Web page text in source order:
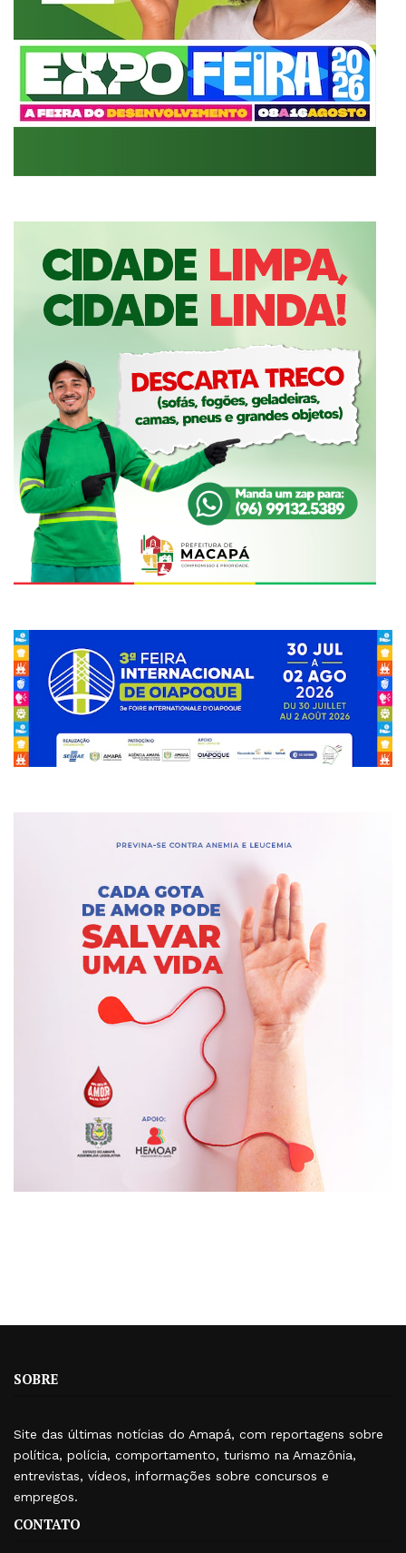
SOBRE
Site das últimas notícias do Amapá, com reportagens sobre
política, polícia, comportamento, turismo na Amazônia,
entrevistas, vídeos, informações sobre concursos e
empregos.
CONTATO